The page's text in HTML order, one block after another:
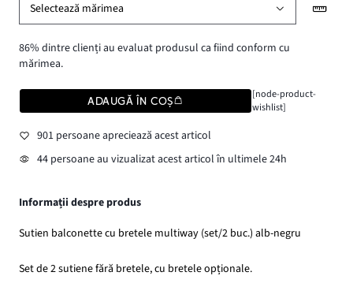
Selectează mărimea
86% dintre clienți au evaluat produsul ca fiind conform cu
mărimea.
ADAUGĂ ÎN COȘ
[node-product-
wishlist]
901 persoane apreciează acest articol
44 persoane au vizualizat acest articol în ultimele 24h
Informații despre produs
Sutien balconette cu bretele multiway (set/2 buc.) alb-negru
Set de 2 sutiene fără bretele, cu bretele opționale.